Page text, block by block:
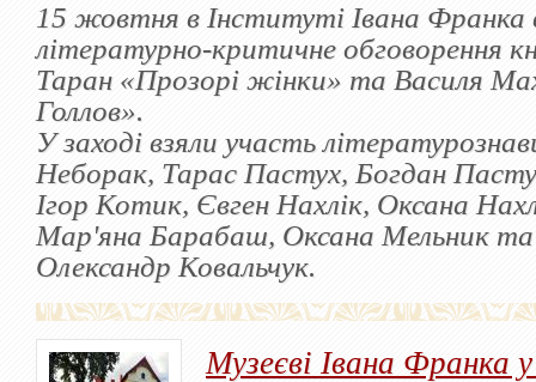
15 жовтня в Інституті Івана Франка
літературно-критичне обговорення
Таран «Прозорі жінки» та Василя
Голлов».
У заході взяли участь
Неборак, Тарас Пастух, Богдан
Ігор Котик, Євген Нахлік, Оксана
Мар'яна Барабаш, Оксана Мельник
Олександр Ковальчук.
Музеєві Івана Франка